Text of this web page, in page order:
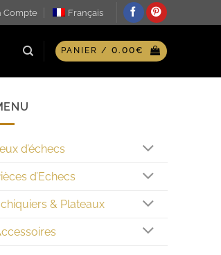
GRAVURE PERSONNALISÉE SUR
Compte Français
PANIER / 0.00€
d’échecs
d’Echecs
& Plateaux